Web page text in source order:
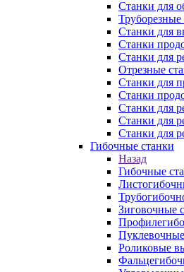
Станки для
Труборезные
Станки для
Станки
Станки для
Отрезные
Станки для
Станки
Станки для
Станки для
Станки для
Гибочные станки
Назад
Гибочные
Зиговочные
Роликовые